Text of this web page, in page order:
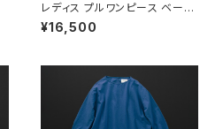
レディス プルワンピース ベージ
ュ
¥16,500